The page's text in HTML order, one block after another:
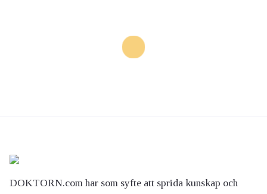
DOKTORN.com har som syfte att sprida kunskap och